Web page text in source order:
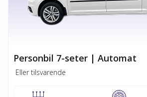
Personbil 7-seter | Automat
Eller tilsvarende